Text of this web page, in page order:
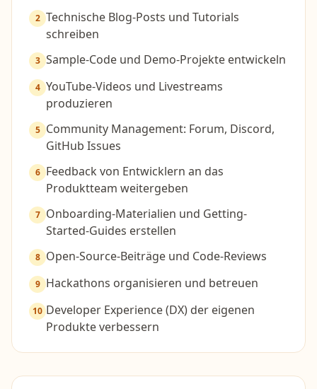
2 Technische Blog-Posts und Tutorials
schreiben
3 Sample-Code und Demo-Projekte entwickeln
4 YouTube-Videos und Livestreams
produzieren
5 Community Management: Forum, Discord,
GitHub Issues
6 Feedback von Entwicklern an das
Produktteam weitergeben
7 Onboarding-Materialien und Getting-
Started-Guides erstellen
8 Open-Source-Beiträge und Code-Reviews
9 Hackathons organisieren und betreuen
10 Developer Experience (DX) der eigenen
Produkte verbessern